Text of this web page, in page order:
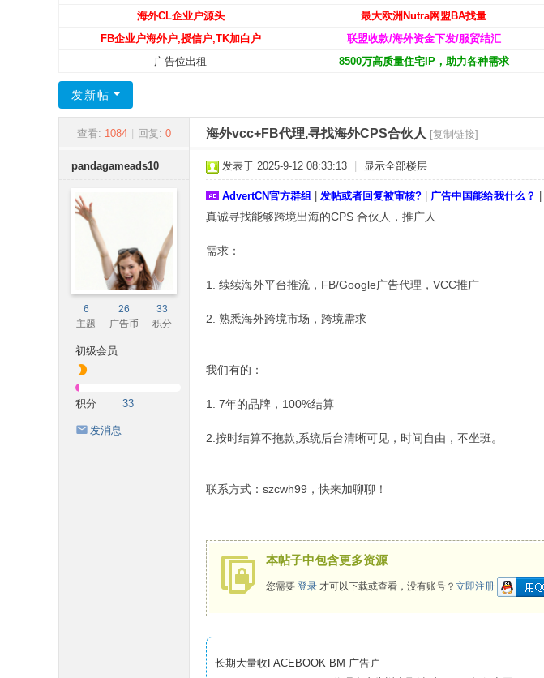
海外CL企业户源头
最大欧洲Nutra网盟BA找量
FB企业户海外户,授信户,TK加白户
联盟收款/海外资金下发/服贸结汇
广告位出租
8500万高质量住宅IP，助力各种需求
发新帖
查看: 1084 回复: 0 海外vcc+FB代理,寻找海外CPS合伙人 [复制链接]
pandagameads10
6
主题
26
广告币
33
积分
初级会员
积分 33
发消息
发表于 2025-9-12 08:33:13 显示全部楼层
AdvertCN官方群组 发帖或者回复被审核? 广告中国能给我什么？
真诚寻找能够跨境出海的CPS 合伙人，推广人
需求：
1. 续续海外平台推流，FB/Google广告代理，VCC推广
2. 熟悉海外跨境市场，跨境需求
我们有的：
1. 7年的品牌，100%结算
2.按时结算不拖款,系统后台清晰可见，时间自由，不坐班。
联系方式：szcwh99，快来加聊聊！
本帖子中包含更多资源
您需要 登录 才可以下载或查看，没有账号？ 立即注册
长期大量收FACEBOOK BM 广告户